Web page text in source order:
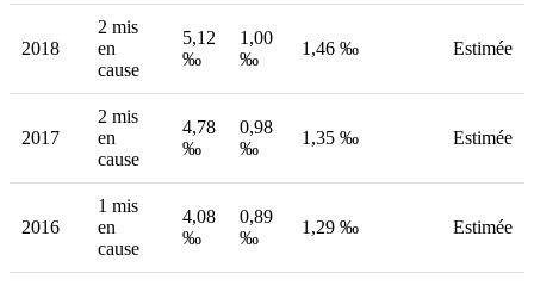
2018
2 mis
en
cause
5,12
‰
1,00
‰
1,46 ‰ Estimée
2017
2 mis
en
cause
4,78
‰
0,98
‰
1,35 ‰ Estimée
2016
1 mis
en
cause
4,08
‰
0,89
‰
1,29 ‰ Estimée